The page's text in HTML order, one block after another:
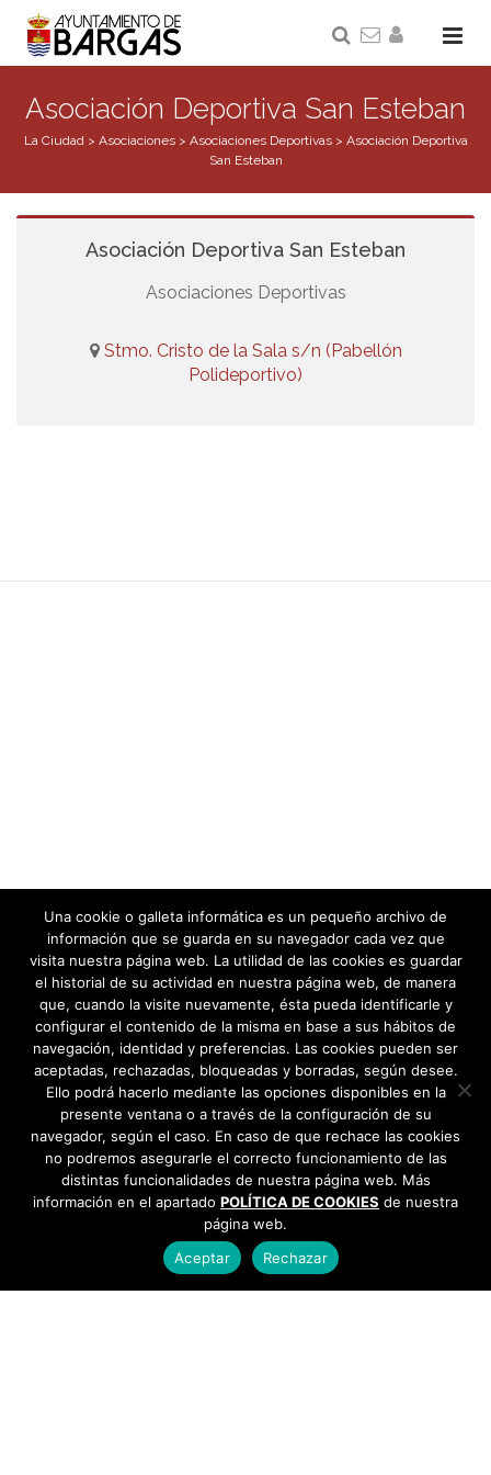
Asociación Deportiva San Esteban
La Ciudad> Asociaciones> Asociaciones Deportivas> Asociación Deportiva
San Esteban
Asociación Deportiva San Esteban
Asociaciones Deportivas
Stmo. Cristo de la Sala s/n (Pabellón
Polideportivo)
Una cookie o galleta informática es un pequeño archivo de
información que se guarda en su navegador cada vez que
visita nuestra página web. La utilidad de las cookies es guardar
el historial de su actividad en nuestra página web, de manera
que, cuando la visite nuevamente, ésta pueda identificarle y
configurar el contenido de la misma en base a sus hábitos de
navegación, identidad y preferencias. Las cookies pueden ser
aceptadas, rechazadas, bloqueadas y borradas, según desee.
Ello podrá hacerlo mediante las opciones disponibles en la
presente ventana o a través de la configuración de su
navegador, según el caso. En caso de que rechace las cookies
no podremos asegurarle el correcto funcionamiento de las
distintas funcionalidades de nuestra página web. Más
información en el apartado POLÍTICA DE COOKIES de nuestra
página web.
Aceptar
Rechazar